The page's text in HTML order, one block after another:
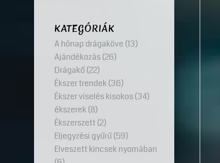
KATEGÓRIÁK
A hónap drágaköve (13)
Ajándékozás(26)
Drágakő(22)
Ékszer trendek(36)
Ékszer viselés kisokos(34)
ékszerek(8)
Ékszerszett (2)
Eljegyzési gyűrű(59)
Elveszett kincsek nyomában